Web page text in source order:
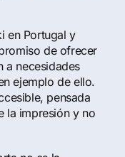
en Portugal y
de ofrecer
a necesidades
ejemplo de ello.
pensada
la impresión y no